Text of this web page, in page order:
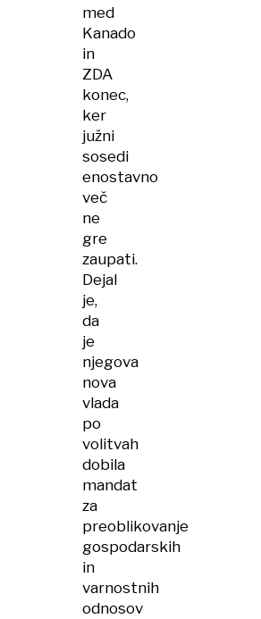
med
Kanado
in
ZDA
konec,
ker
južni
sosedi
enostavno
več
ne
gre
zaupati.
Dejal
je,
da
je
njegova
nova
vlada
po
volitvah
dobila
mandat
za
preoblikovanje
gospodarskih
in
varnostnih
odnosov